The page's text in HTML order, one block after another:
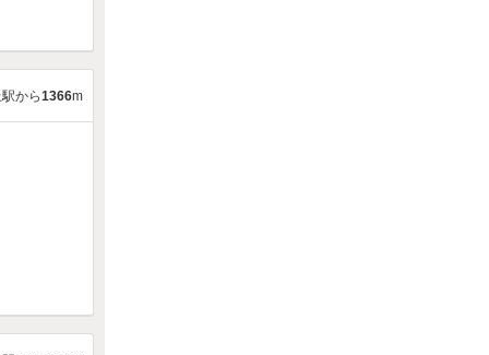
から1366m